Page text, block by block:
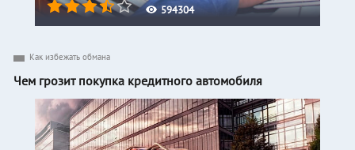
594304
Как избежать обмана
Чем грозит покупка кредитного автомобиля